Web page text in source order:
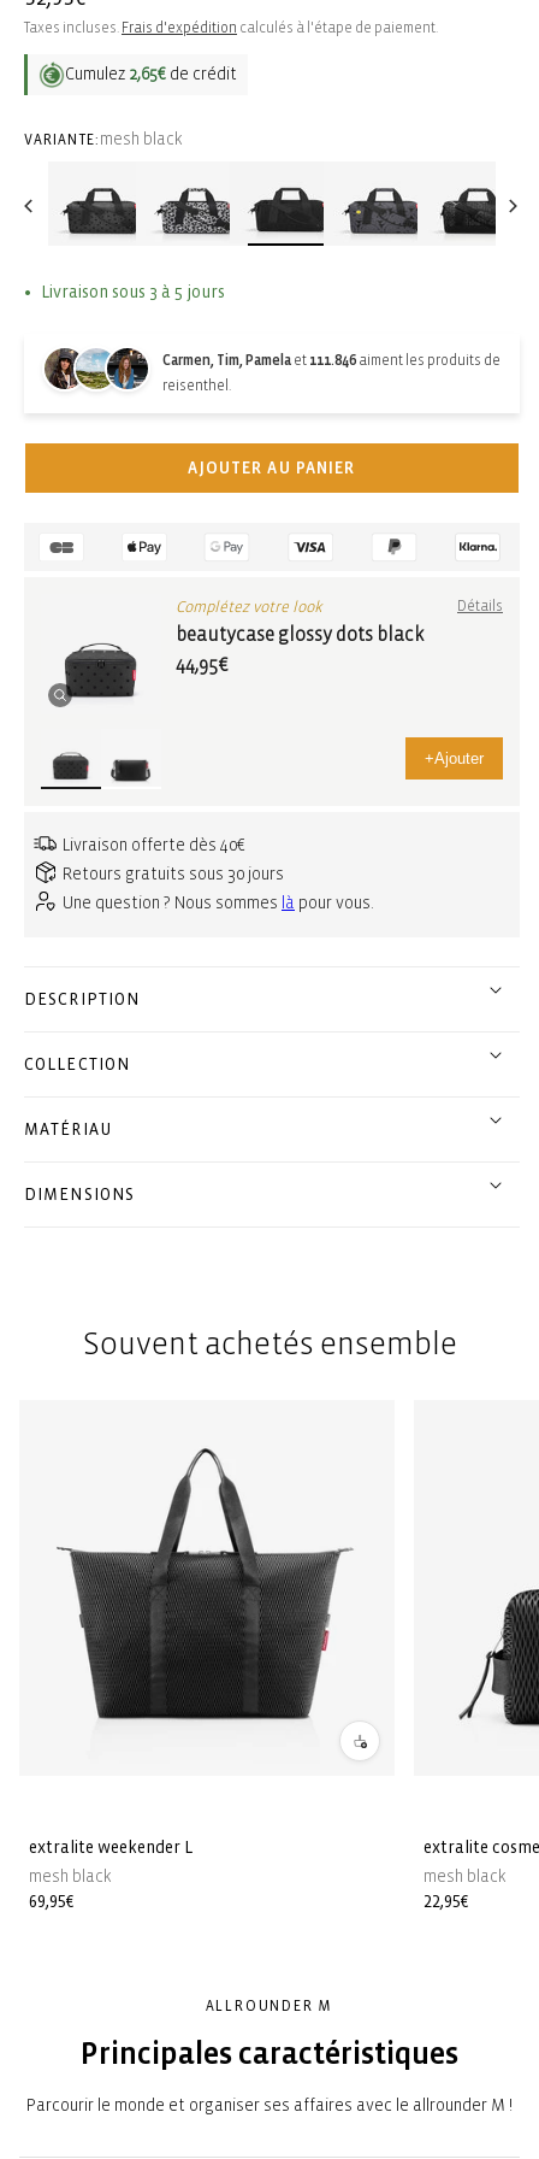
habituel
Taxes incluses. Frais d'expédition calculés à l'étape de paiement.
Cumulez 2,65€ de crédit
VARIANTE: mesh black
Livraison sous 3 à 5 jours
Carmen, Tim, Pamela et 111.846 aiment les produits de
reisenthel.
AJOUTER AU PANIER
Complétez votre look Détails
beautycase glossy dots black
44,95€
+Ajouter
Livraison offerte dès 40€
Retours gratuits sous 30 jours
Une question ? Nous sommes là pour vous.
DESCRIPTION
COLLECTION
MATÉRIAU
DIMENSIONS
Souvent achetés ensemble
extralite weekender L
mesh black
Prix
69,95€
extralite
mesh black
Prix
22,95€
ALLROUNDER M
Principales caractéristiques
Parcourir le monde et organiser ses affaires avec le allrounder M !